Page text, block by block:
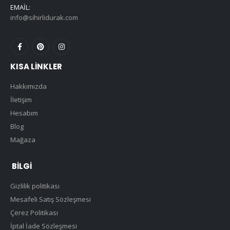
EMAIL:
info@sihirlidurak.com
KISA LINKLER
Hakkımızda
İletişim
Hesabım
Blog
Mağaza
BILGI
Gizlilik politikası
Mesafeli Satış Sözleşmesi
Çerez Politikası
İptal İade Sözleşmesi